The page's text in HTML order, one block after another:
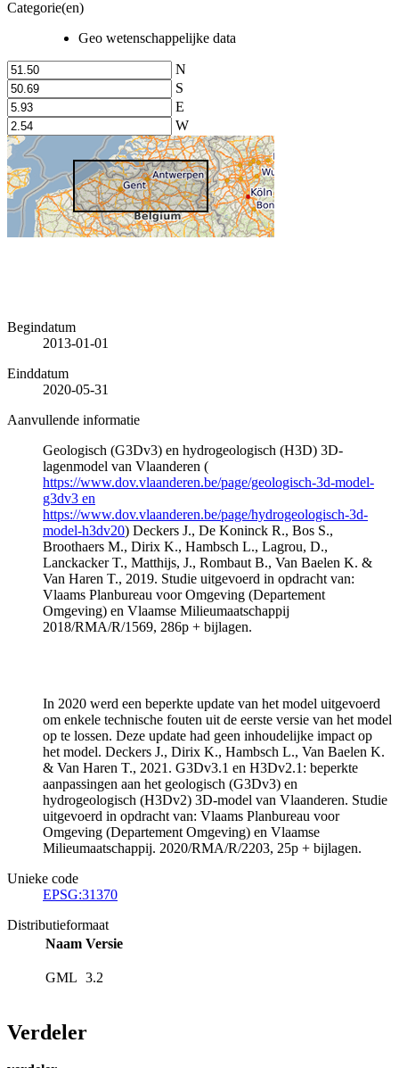
Categorie(en)
Geo wetenschappelijke data
N
S
E
W
Begindatum
2013-01-01
Einddatum
2020-05-31
Aanvullende informatie
Geologisch (G3Dv3) en hydrogeologisch (H3D) 3D-
lagenmodel van Vlaanderen (
https://www.dov.vlaanderen.be/page/geologisch-3d-model-
g3dv3 en
https://www.dov.vlaanderen.be/page/hydrogeologisch-3d-
model-h3dv20) Deckers J., De Koninck R., Bos S.,
Broothaers M., Dirix K., Hambsch L., Lagrou, D.,
Lanckacker T., Matthijs, J., Rombaut B., Van Baelen K. &
Van Haren T., 2019. Studie uitgevoerd in opdracht van:
Vlaams Planbureau voor Omgeving (Departement
Omgeving) en Vlaamse Milieumaatschappij
2018/RMA/R/1569, 286p + bijlagen.
In 2020 werd een beperkte update van het model uitgevoerd
om enkele technische fouten uit de eerste versie van het model
op te lossen. Deze update had geen inhoudelijke impact op
het model. Deckers J., Dirix K., Hambsch L., Van Baelen K.
& Van Haren T., 2021. G3Dv3.1 en H3Dv2.1: beperkte
aanpassingen aan het geologisch (G3Dv3) en
hydrogeologisch (H3Dv2) 3D-model van Vlaanderen. Studie
uitgevoerd in opdracht van: Vlaams Planbureau voor
Omgeving (Departement Omgeving) en Vlaamse
Milieumaatschappij. 2020/RMA/R/2203, 25p + bijlagen.
Unieke code
EPSG:31370
Distributieformaat
Naam Versie
GML 3.2
Verdeler